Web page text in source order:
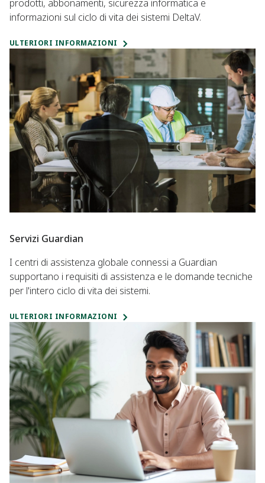
prodotti, abbonamenti, sicurezza informatica e
informazioni sul ciclo di vita dei sistemi DeltaV.
ULTERIORI INFORMAZIONI
Servizi Guardian
I centri di assistenza globale connessi a Guardian
supportano i requisiti di assistenza e le domande tecniche
per l'intero ciclo di vita dei sistemi.
ULTERIORI INFORMAZIONI